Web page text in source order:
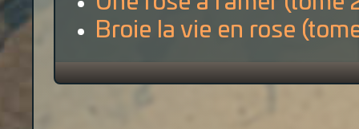
Broie la vie en rose